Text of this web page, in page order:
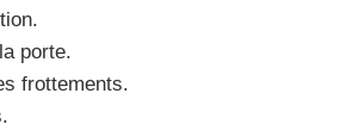
porte.
frottements.